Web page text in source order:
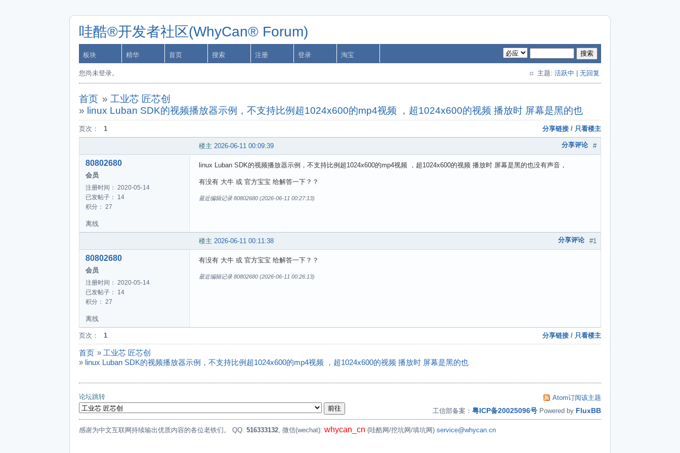
哇酷®开发者社区(WhyCan® Forum)
板块 精华 首页 搜索 注册 登录 淘宝 搜索
您尚未登录。 主题: 活跃中 无回复
首页 » 工业芯 匠芯创
» linux Luban SDK的视频播放器示例，不支持比例超1024x600的mp4视频 ，超1024x600的视频 播放时 屏幕是黑的也
页次： 1 分享链接 / 只看楼主
楼主 #
2026-06-11 00:09:39 分享评论
80802680
会员
注册时间： 2020-05-14
已发帖子： 14
积分： 27
linux Luban SDK的视频播放器示例，不支持比例超1024x600的mp4视频 ，超1024x600的视频 播放时 屏幕是黑的也没有声音，
有没有 大牛 或 官方宝宝 给解答一下？？
最近编辑记录 80802680 (2026-06-11 00:27:13)
离线
楼主 #1
2026-06-11 00:11:38 分享评论
80802680
会员
注册时间： 2020-05-14
已发帖子： 14
积分： 27
有没有 大牛 或 官方宝宝 给解答一下？？
最近编辑记录 80802680 (2026-06-11 00:26:13)
离线
页次： 1 分享链接 / 只看楼主
首页 » 工业芯 匠芯创
» linux Luban SDK的视频播放器示例，不支持比例超1024x600的mp4视频 ，超1024x600的视频 播放时 屏幕是黑的也
论坛跳转
Atom订阅该主题
工信部备案： 粤ICP备20025096号 Powered by FluxBB
感谢为中文互联网持续输出优质内容的各位老铁们。 QQ: 516333132 , 微信(wechat): whycan_cn (哇酷网/挖坑网/填坑网) service@whycan.cn